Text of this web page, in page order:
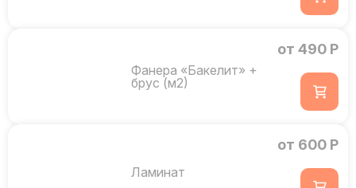
Фанера «Бакелит» +
брус (м2)
от 490 Р
Ламинат
от 600 Р